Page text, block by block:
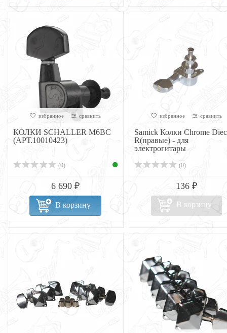
избранное сравнить
КОЛКИ SCHALLER M6BC
(АРТ.10010423)
(0)
6 690 ₽
В корзину
избранное сравнить
Samick Колки Chrome
R(правые) - для
электрогитары
(0)
136 ₽
В корзину